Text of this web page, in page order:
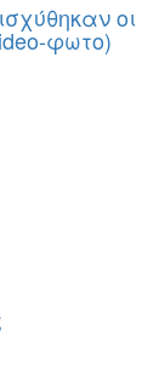
οι
φωτο)